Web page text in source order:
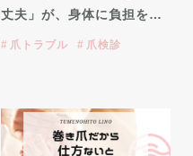
丈夫」が、身体に負担を…
爪トラブル 爪検診